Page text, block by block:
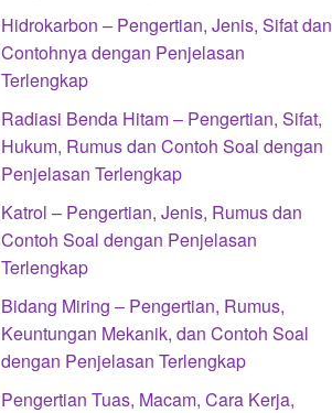
Hidrokarbon – Pengertian, Jenis, Sifat dan
Contohnya dengan Penjelasan
Terlengkap
Radiasi Benda Hitam – Pengertian, Sifat,
Hukum, Rumus dan Contoh Soal dengan
Penjelasan Terlengkap
Katrol – Pengertian, Jenis, Rumus dan
Contoh Soal dengan Penjelasan
Terlengkap
Bidang Miring – Pengertian, Rumus,
Keuntungan Mekanik, dan Contoh Soal
dengan Penjelasan Terlengkap
Pengertian Tuas, Macam, Cara Kerja,